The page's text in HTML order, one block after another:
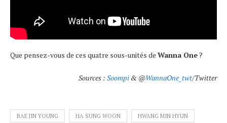
Que pensez-vous de ces quatre sous-unités de Wanna One?
Sources : Soompi & @WannaOne_twt/Twitter
BAE JIN YOUNG HA SUNG WOON HWANG MIN HYUN